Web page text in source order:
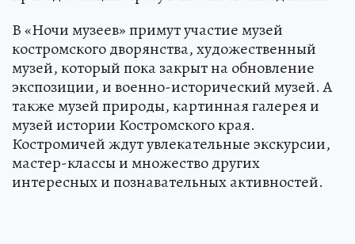
В «Ночи музеев» примут участие музей
костромского дворянства, художественный
музей, который пока закрыт на обновление
экспозиции, и военно-исторический музей. А
также музей природы, картинная галерея и
музей истории Костромского края.
Костромичей ждут увлекательные экскурсии,
мастер-классы и множество других
интересных и познавательных активностей.